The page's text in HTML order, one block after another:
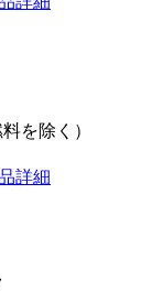
を除く）
詳細